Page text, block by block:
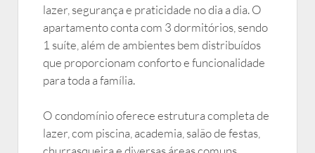
lazer, segurança e praticidade no dia a dia. O
apartamento conta com 3 dormitórios, sendo
1 suíte, além de ambientes bem distribuídos
que proporcionam conforto e funcionalidade
para toda a família.
O condomínio oferece estrutura completa de
lazer, com piscina, academia, salão de festas,